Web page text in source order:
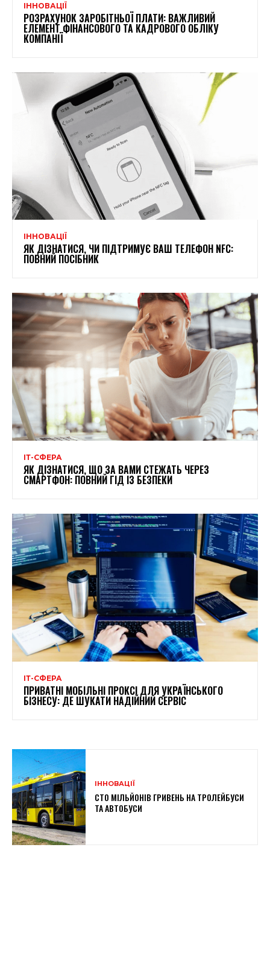
ІННОВАЦІЇ
РОЗРАХУНОК ЗАРОБІТНЬОЇ ПЛАТИ: ВАЖЛИВИЙ
ЕЛЕМЕНТ ФІНАНСОВОГО ТА КАДРОВОГО ОБЛІКУ
КОМПАНІЇ
ІННОВАЦІЇ
ЯК ДІЗНАТИСЯ, ЧИ ПІДТРИМУЄ ВАШ ТЕЛЕФОН NFC:
ПОВНИЙ ПОСІБНИК
ІТ-СФЕРА
ЯК ДІЗНАТИСЯ, ЩО ЗА ВАМИ СТЕЖАТЬ ЧЕРЕЗ
СМАРТФОН: ПОВНИЙ ГІД ІЗ БЕЗПЕКИ
ІТ-СФЕРА
ПРИВАТНІ МОБІЛЬНІ ПРОКСІ ДЛЯ УКРАЇНСЬКОГО
БІЗНЕСУ: ДЕ ШУКАТИ НАДІЙНИЙ СЕРВІС
ІННОВАЦІЇ
СТО МІЛЬЙОНІВ ГРИВЕНЬ НА ТРОЛЕЙБУСИ
ТА АВТОБУСИ